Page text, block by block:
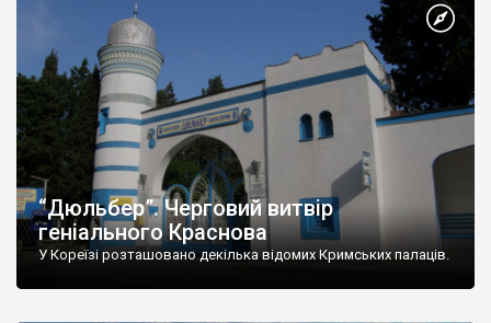
“Дюльбер”. Черговий витвір
геніального Краснова
У Кореїзі розташовано декілька відомих Кримських палаців.